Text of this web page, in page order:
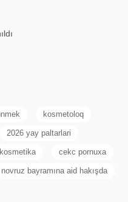
kosmetoloq
2026 yay paltarlari
kosmetika cekc pornuxa
novruz bayramına aid hakışda